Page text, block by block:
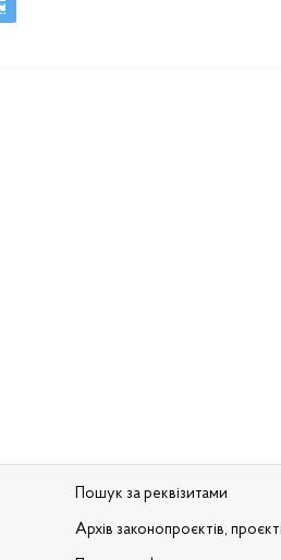
Пошук за реквізитами
Архів законопроєктів,